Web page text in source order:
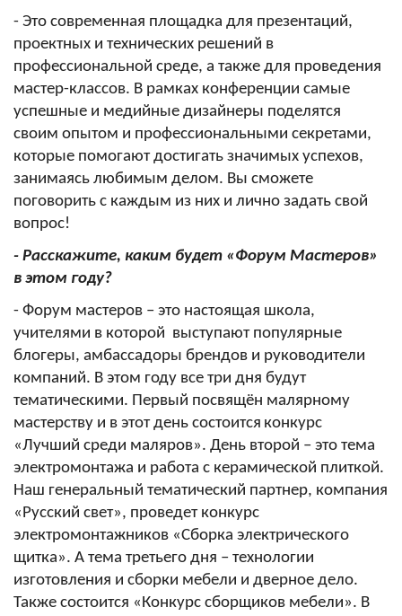
- Это современная площадка для презентаций,
проектных и технических решений в
профессиональной среде, а также для проведения
мастер-классов. В рамках конференции самые
успешные и медийные дизайнеры поделятся
своим опытом и профессиональными секретами,
которые помогают достигать значимых успехов,
занимаясь любимым делом. Вы сможете
поговорить с каждым из них и лично задать свой
вопрос!
- Расскажите, каким будет «Форум Мастеров»
в этом году?
- Форум мастеров – это настоящая школа,
учителями в которой выступают популярные
блогеры, амбассадоры брендов и руководители
компаний. В этом году все три дня будут
тематическими. Первый посвящён малярному
мастерству и в этот день состоится конкурс
«Лучший среди маляров». День второй – это тема
электромонтажа и работа с керамической плиткой.
Наш генеральный тематический партнер, компания
«Русский свет», проведет конкурс
электромонтажников «Сборка электрического
щитка». А тема третьего дня – технологии
изготовления и сборки мебели и дверное дело.
Также состоится «Конкурс сборщиков мебели». В